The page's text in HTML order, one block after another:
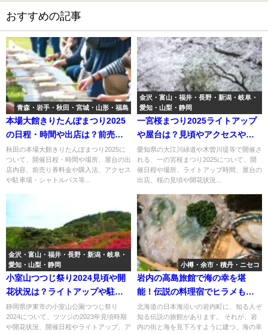
おすすめの記事
青森・岩手・秋田・宮城・山形・福島
本場大館きりたんぽまつり2025
の日程・時間や出店は？前売券
料金やアクセスや駐車場は？
秋田の本場大館きりたんぽまつり2025に
ついて、開催日程・時間や場所、屋台の出
店内容、前売り券料金や購入法、アクセス
や駐車場・シャトルバス等...
金沢・富山・福井・長野・新潟・岐阜・
愛知・山梨・静岡
一宮桜まつり2025ライトアップ
や屋台は？見頃やアクセスや駐
車場は？
愛知県の大江川緑道や木曽川堤等で開催さ
れる、一の宮桜まつり2025について、開
催日程や場所、ライトアップ時間、屋台の
出店、桜の見頃や開花状況...
金沢・富山・福井・長野・新潟・岐阜・
愛知・山梨・静岡
小室山つつじ祭り2024見頃や開
花状況は？ライトアップや駐車
場やアクセスは？
静岡県伊東市の小室山公園つつじ祭り
2024について、ツツジの2023年見頃時期
や開花状況、開催日程やライトアップ、ア
小樽・余市・積丹・ニセコ
岩内の高島旅館で海の幸を堪
能！伝説の料理宿でヒラメもア
ワビも踊りだす？
北海道の日本海沿いの岩内町に、知る人ぞ
知る伝説の旅館があります。 それが、岩
内の街と海を見下ろすように建つ、海の幸